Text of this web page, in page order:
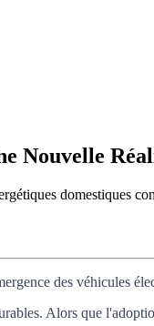
Nouvelle
domestiques
des véhicules
Alors que